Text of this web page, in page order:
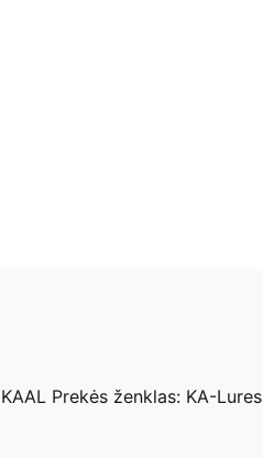
KAAL Prekės ženklas: KA-Lures